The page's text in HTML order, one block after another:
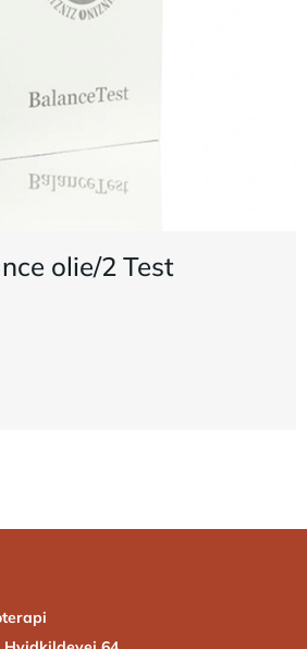
olie/2 Test